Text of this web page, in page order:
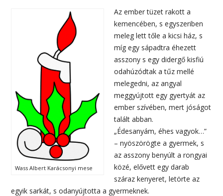
Wass Albert Karácsonyi mese
Az ember tüzet rakott a
kemencében, s egyszeriben
meleg lett tőle a kicsi ház, s
míg egy sápadtra éhezett
asszony s egy didergő kisfiú
odahúzódtak a tűz mellé
melegedni, az angyal
meggyújtott egy gyertyát az
ember szívében, mert jóságot
talált abban.
„Édesanyám, éhes vagyok…”
– nyöszörögte a gyermek, s
az asszony benyúlt a rongyai
közé, elővett egy darab
száraz kenyeret, letörte az
egyik sarkát, s odanyújtotta a gyermeknek.